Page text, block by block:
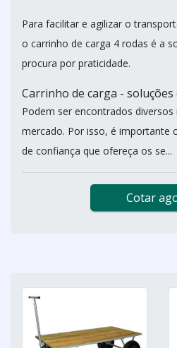
Para facilitar e agilizar o
o carrinho de carga 4 rodas é a
procura por praticidade.
Carrinho de carga - soluções
Podem ser encontrados
mercado. Por isso, é importante
de confiança que ofereça os se...
Cotar